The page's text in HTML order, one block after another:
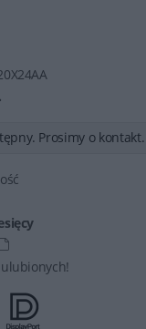
Prosimy o kontakt.